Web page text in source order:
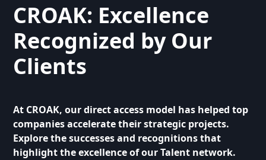
CROAK: Excellence
Recognized by Our
Clients
At CROAK, our direct access model has helped top
companies accelerate their strategic projects.
Explore the successes and recognitions that
highlight the excellence of our Talent network.